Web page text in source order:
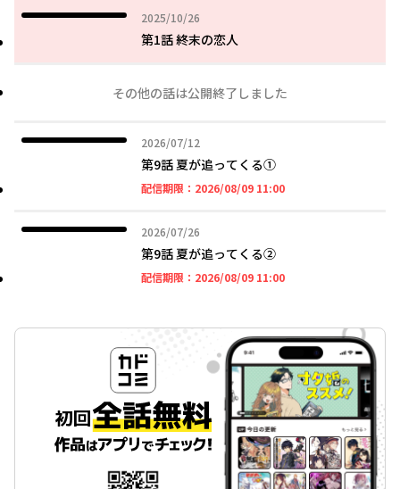
2025/10/26
2025年10月26日
第1話 終末の恋人
その他の話は公開終了しました
2026/07/12
2026年07月12日
第9話 夏が追ってくる①
配信期限： 2026/08/09 11:002026年08月09日 11時
2026/07/26
2026年07月26日
第9話 夏が追ってくる②
配信期限： 2026/08/09 11:002026年08月09日 11時